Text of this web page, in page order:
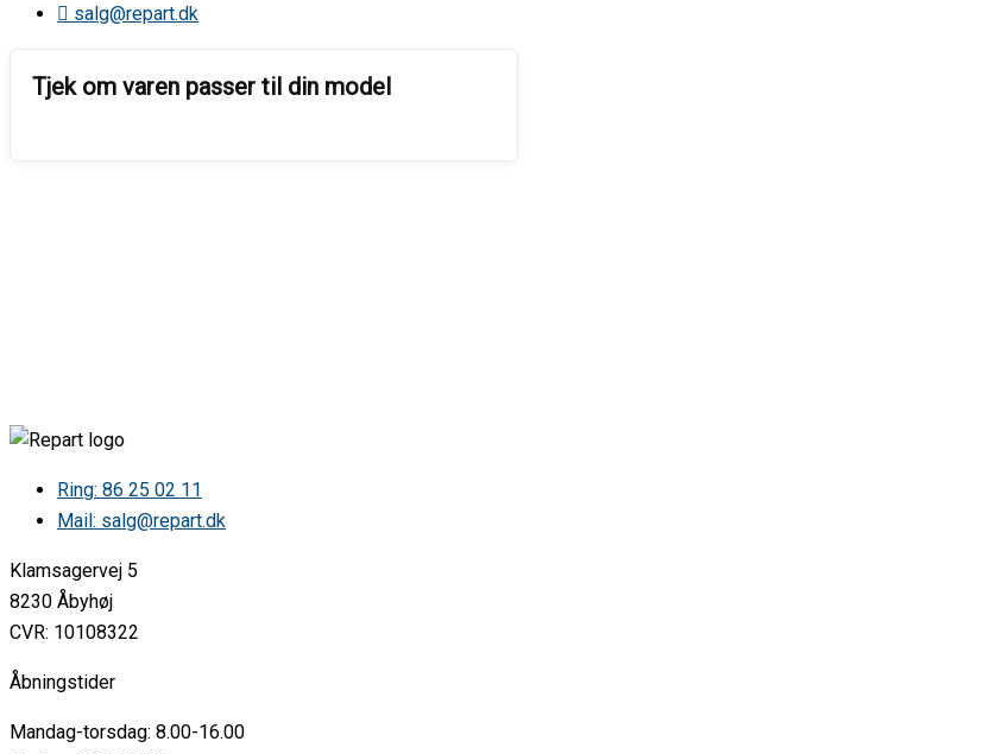
salg@repart.dk
Ring: 86 25 02 11
Mail: salg@repart.dk
Klamsagervej 5
8230 Åbyhøj
CVR: 10108322
Åbningstider
Mandag-torsdag: 8.00-16.00